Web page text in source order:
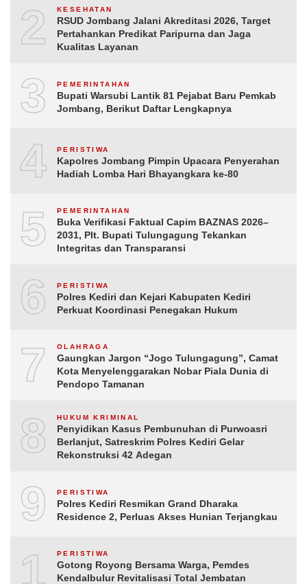
2 KESEHATAN
RSUD Jombang Jalani Akreditasi 2026, Target
Pertahankan Predikat Paripurna dan Jaga
Kualitas Layanan
3 PEMERINTAHAN
Bupati Warsubi Lantik 81 Pejabat Baru Pemkab
Jombang, Berikut Daftar Lengkapnya
4 PERISTIWA
Kapolres Jombang Pimpin Upacara Penyerahan
Hadiah Lomba Hari Bhayangkara ke-80
5 PEMERINTAHAN
Buka Verifikasi Faktual Capim BAZNAS 2026–
2031, Plt. Bupati Tulungagung Tekankan
Integritas dan Transparansi
6 PERISTIWA
Polres Kediri dan Kejari Kabupaten Kediri
Perkuat Koordinasi Penegakan Hukum
7 OLAHRAGA
Gaungkan Jargon “Jogo Tulungagung”, Camat
Kota Menyelenggarakan Nobar Piala Dunia di
Pendopo Tamanan
8 HUKUM KRIMINAL
Penyidikan Kasus Pembunuhan di Purwoasri
Berlanjut, Satreskrim Polres Kediri Gelar
Rekonstruksi 42 Adegan
9 PERISTIWA
Polres Kediri Resmikan Grand Dharaka
Residence 2, Perluas Akses Hunian Terjangkau
10PERISTIWA
Gotong Royong Bersama Warga, Pemdes
Kendalbulur Revitalisasi Total Jembatan